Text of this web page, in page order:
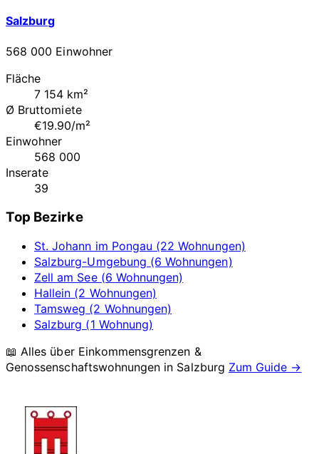
Salzburg
568 000 Einwohner
Fläche
7 154 km²
Ø Bruttomiete
€19.90/m²
Einwohner
568 000
Inserate
39
Top Bezirke
St. Johann im Pongau (22 Wohnungen)
Salzburg-Umgebung (6 Wohnungen)
Zell am See (6 Wohnungen)
Hallein (2 Wohnungen)
Tamsweg (2 Wohnungen)
Salzburg (1 Wohnung)
📖 Alles über Einkommensgrenzen &
Genossenschaftswohnungen in Salzburg Zum Guide →